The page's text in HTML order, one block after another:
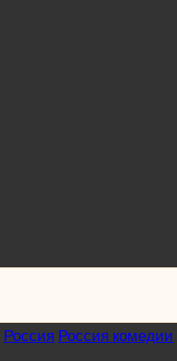
Россия Россия комедии